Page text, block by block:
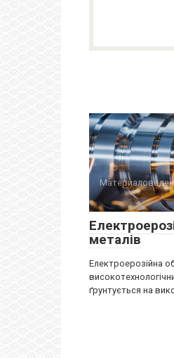
металів
Електроерозійна
ґрунтується на